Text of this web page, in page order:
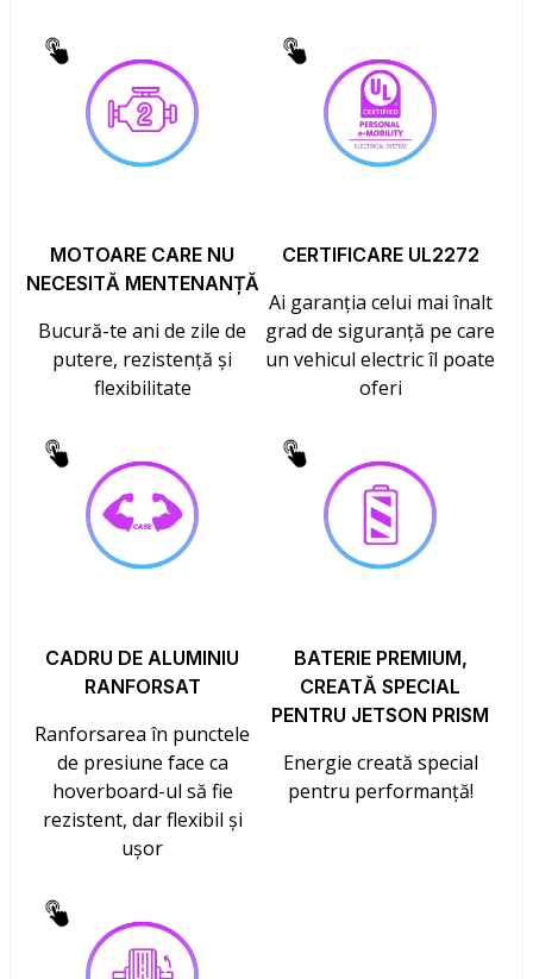
MOTOARE CARE NU
NECESITĂ MENTENANȚĂ
Bucură-te ani de zile de
putere, rezistență și
flexibilitate
CERTIFICARE UL2272
Ai garanția celui mai înalt
grad de siguranță pe care
un vehicul electric îl poate
oferi
CADRU DE ALUMINIU
RANFORSAT
Ranforsarea în punctele
de presiune face ca
hoverboard-ul să fie
rezistent, dar flexibil și
ușor
BATERIE PREMIUM,
CREATĂ SPECIAL
PENTRU JETSON PRISM
Energie creată special
pentru performanță!